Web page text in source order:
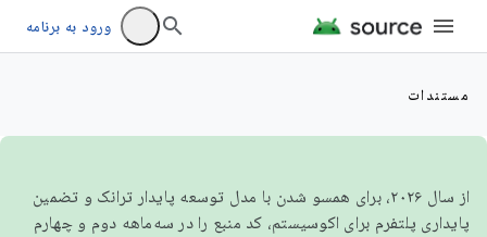
ورود به برنامه
مستندات
از سال ۲۰۲۶، برای همسو شدن با مدل توسعه پایدار ترانک و تضمین
پایداری پلتفرم برای اکوسیستم، کد منبع را در سه‌ماهه دوم و چهارم